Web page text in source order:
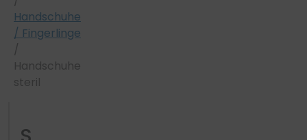
Handschuhe
/ Fingerlinge
Handschuhe
steril